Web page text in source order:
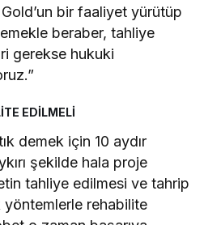
bir faaliyet yürütüp
beraber, tahliye
gerekse hukuki
EDİLMELİ
demek için 10 aydır
şekilde hala proje
tahliye edilmesi ve tahrip
yöntemlerle rehabilite